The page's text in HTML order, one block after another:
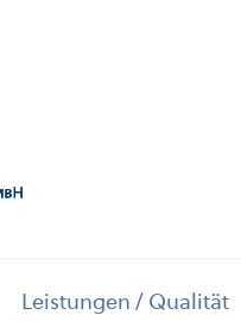
Leistungen / Qualität